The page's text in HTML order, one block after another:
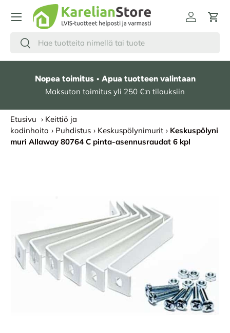
HYPPÄÄ SISÄLTÖÖN
Hae
Etsi
Kirjaudu
Nopea toimitus • Apua tuotteen valintaan
Maksuton toimitus yli 250 €:n tilauksiin
Etusivu › Keittiö ja
kodinhoito › Puhdistus › Keskuspölynimurit › Keskuspölyni
muri Allaway 80764 C pinta-asennusraudat 6 kpl